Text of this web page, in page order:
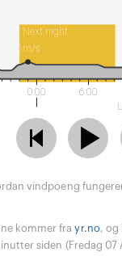
Next night
0:00 6:00
6m/s
vindpoeng
kommer frayr.no, og
siden (Fredag 07